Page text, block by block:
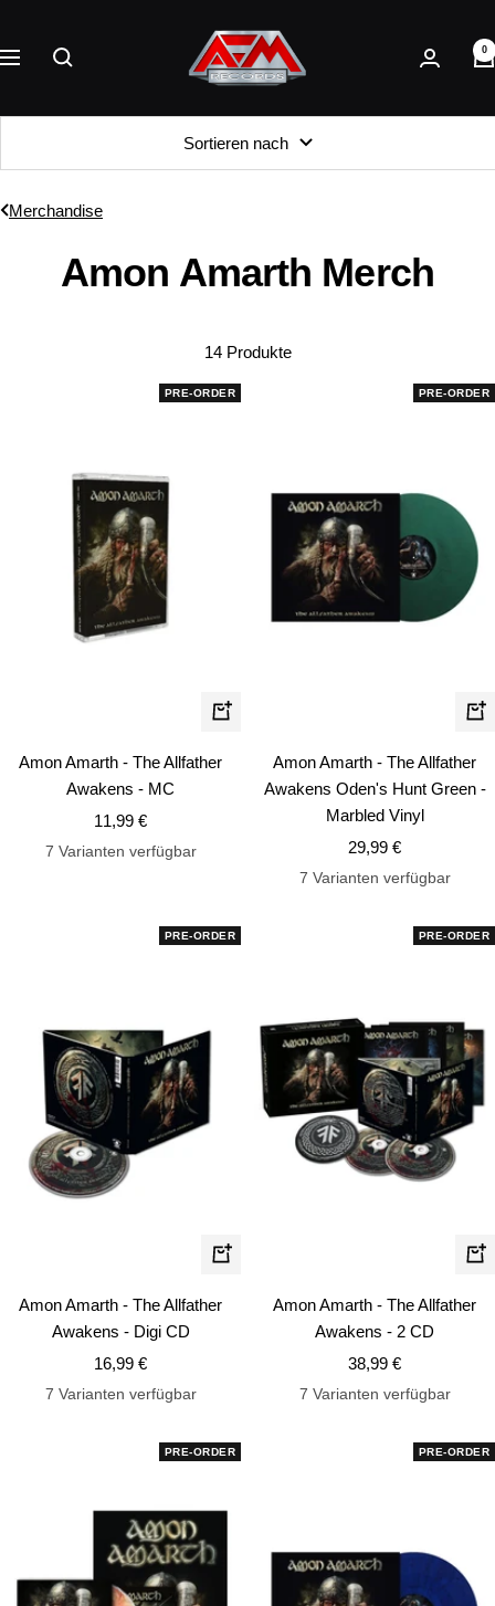
Inhalt
Navigation
AFM
Records
0
Sortieren nach
Merchandise
Amon Amarth Merch
14 Produkte
PRE-ORDER
In
Warenkorb
Amon Amarth - The Allfather
Awakens - MC
Angebotspreis
11,99 €
7 Varianten verfügbar
PRE-ORDER
In
Amon Amarth - The Allfather
Awakens Oden's Hunt Green -
Marbled Vinyl
Angebotspreis
29,99 €
7 Varianten verfügbar
PRE-ORDER
In
Amon Amarth - The Allfather
Awakens - Digi CD
Angebotspreis
16,99 €
7 Varianten verfügbar
PRE-ORDER
In
Amon Amarth - The Allfather
Awakens - 2 CD
Angebotspreis
38,99 €
7 Varianten verfügbar
PRE-ORDER PRE-ORDER